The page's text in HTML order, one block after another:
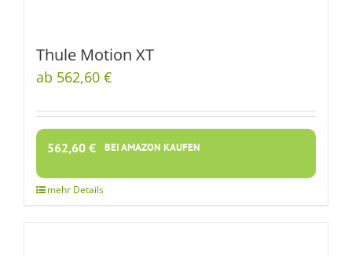
Thule Motion XT
ab 562,60 €
562,60 € BEI AMAZON KAUFEN